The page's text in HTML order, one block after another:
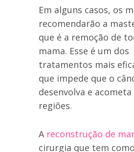
Em alguns casos, os
recomendarão a
que é a remoção de
mama. Esse é um dos
tratamentos mais
que impede que o
desenvolva e
regiões.
A reconstrução de
cirurgia que tem